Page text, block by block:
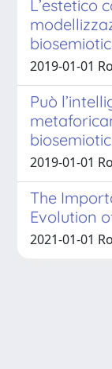
L’estetico
2019-01-01
Può
2019-01-01
The
Evolution
2021-01-01